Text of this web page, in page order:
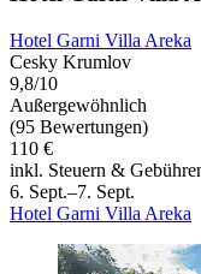
Hotel Garni Villa Areka
Cesky Krumlov
9,8/10
Außergewöhnlich
(95 Bewertungen)
110 €
inkl. Steuern &
6. Sept.–7. Sept.
Hotel Garni Villa Areka